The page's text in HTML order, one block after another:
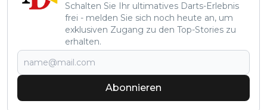
Schalten Sie Ihr ultimatives Darts-Erlebnis
frei - melden Sie sich noch heute an, um
exklusiven Zugang zu den Top-Stories zu
erhalten.
Abonnieren